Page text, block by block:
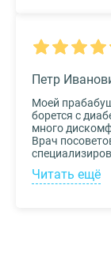
Петр
Моей
борется с
много
Врач
диабетом. К
окружили
пансионат
соседнем
Читать ещё